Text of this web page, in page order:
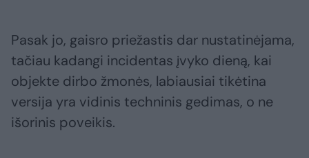
Pasak jo, gaisro priežastis dar nustatinėjama,
tačiau kadangi incidentas įvyko dieną, kai
objekte dirbo žmonės, labiausiai tikėtina
versija yra vidinis techninis gedimas, o ne
išorinis poveikis.